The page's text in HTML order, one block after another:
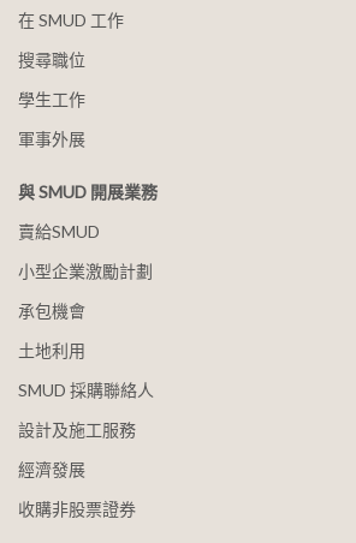
在 SMUD 工作
搜尋職位
學生工作
軍事外展
與 SMUD 開展業務
賣給SMUD
小型企業激勵計劃
承包機會
土地利用
SMUD 採購聯絡人
設計及施工服務
經濟發展
收購非股票證券